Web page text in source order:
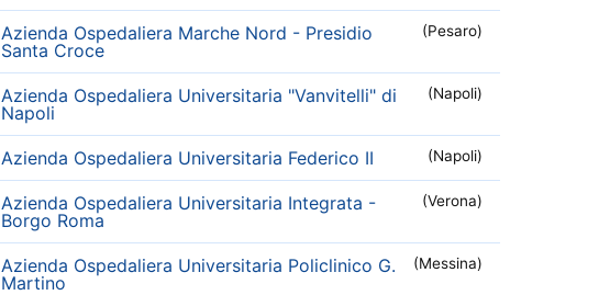
Azienda Ospedaliera Marche Nord - Presidio
Santa Croce
(Pesaro)
Azienda Ospedaliera Universitaria "Vanvitelli" di
Napoli
(Napoli)
Azienda Ospedaliera Universitaria Federico II (Napoli)
Azienda Ospedaliera Universitaria Integrata -
Borgo Roma
(Verona)
Azienda Ospedaliera Universitaria Policlinico G.
Martino
(Messina)